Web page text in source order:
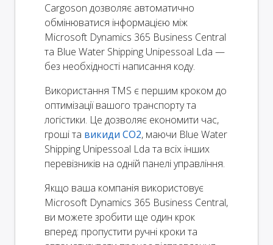
Cargoson дозволяє автоматично
обмінюватися інформацією між
Microsoft Dynamics 365 Business Central
та Blue Water Shipping Unipessoal Lda —
без необхідності написання коду.
Використання TMS є першим кроком до
оптимізації вашого транспорту та
логістики. Це дозволяє економити час,
гроші та викиди CO2, маючи Blue Water
Shipping Unipessoal Lda та всіх інших
перевізників на одній панелі управління.
Якщо ваша компанія використовує
Microsoft Dynamics 365 Business Central,
ви можете зробити ще один крок
вперед: пропустити ручні кроки та